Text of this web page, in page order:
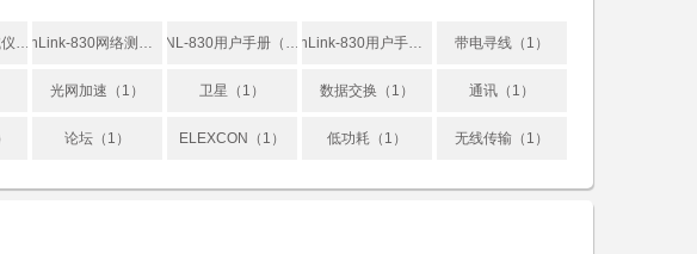
） nLink-830网络测试仪用户手册（1） NL-830用户手册（1） nLink-830用户手册（1） 带电寻线（1）
光网加速（1） 卫星（1） 数据交换（1） 通讯（1）
论坛（1） ELEXCON（1） 低功耗（1） 无线传输（1）